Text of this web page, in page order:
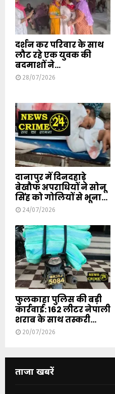
दर्शन कर परिवार के साथ
लौट रहे एक युवक की
बदमाशों ने...
28/07/2026
दानापुर में दिनदहाड़े
बेखौफ अपराधियों ने सोनू
सिंह को गोलियों से भूना...
24/07/2026
फुलकाहा पुलिस की बड़ी
कार्रवाई: 162 लीटर नेपाली
शराब के साथ तस्करी...
20/07/2026
ताजा खबरें